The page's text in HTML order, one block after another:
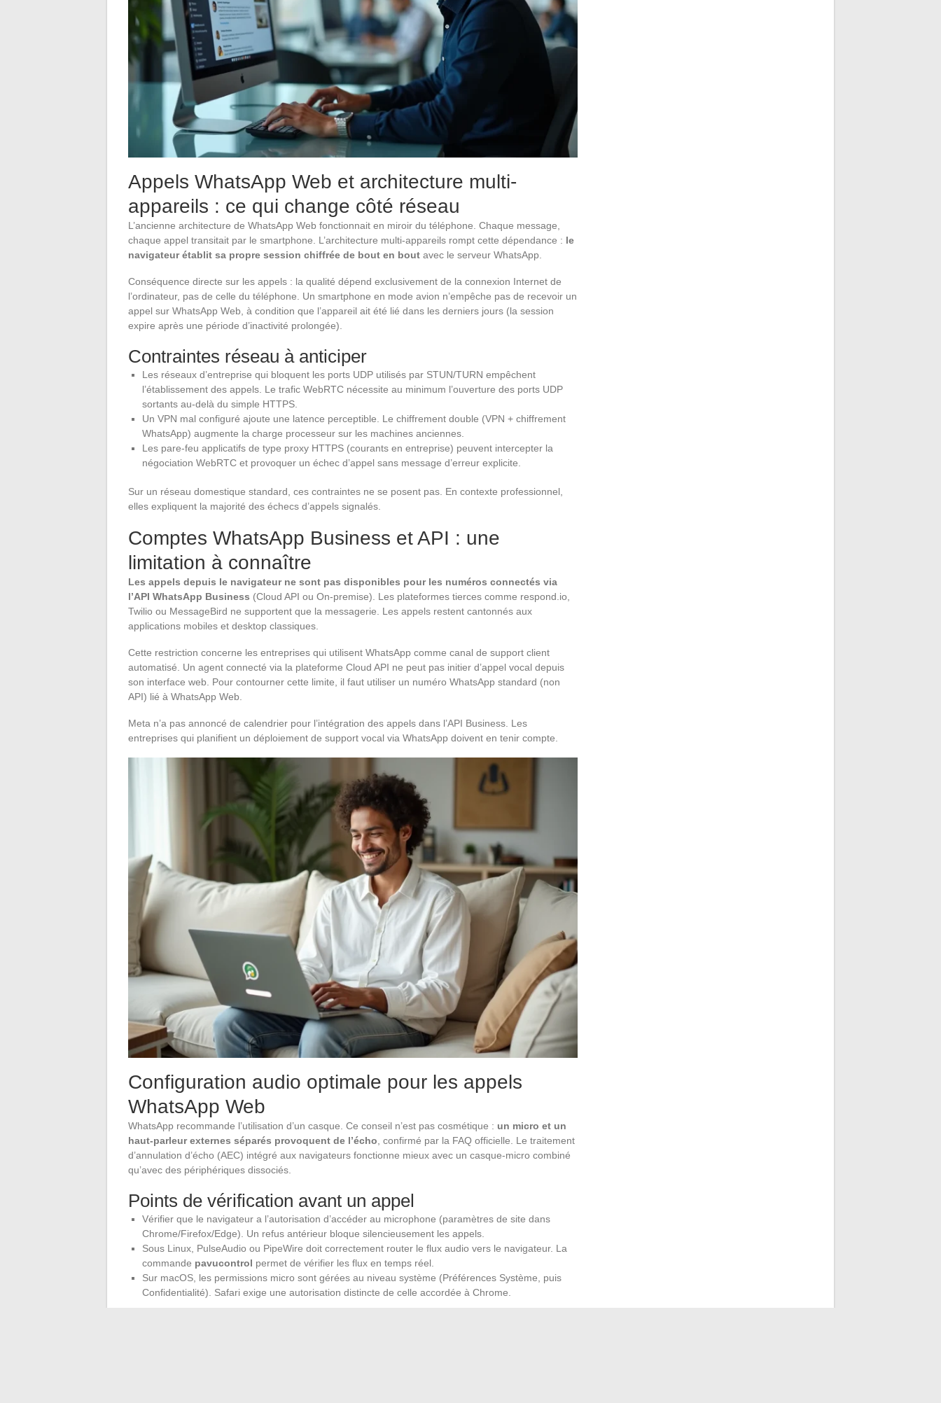
Appels WhatsApp Web et architecture multi-
appareils : ce qui change côté réseau
L’ancienne architecture de WhatsApp Web fonctionnait en miroir du téléphone. Chaque message,
chaque appel transitait par le smartphone. L’architecture multi-appareils rompt cette dépendance : le
navigateur établit sa propre session chiffrée de bout en bout avec le serveur WhatsApp.
Conséquence directe sur les appels : la qualité dépend exclusivement de la connexion Internet de
l’ordinateur, pas de celle du téléphone. Un smartphone en mode avion n’empêche pas de recevoir un
appel sur WhatsApp Web, à condition que l’appareil ait été lié dans les derniers jours (la session
expire après une période d’inactivité prolongée).
Contraintes réseau à anticiper
Les réseaux d’entreprise qui bloquent les ports UDP utilisés par STUN/TURN empêchent
l’établissement des appels. Le trafic WebRTC nécessite au minimum l’ouverture des ports UDP
sortants au-delà du simple HTTPS.
Un VPN mal configuré ajoute une latence perceptible. Le chiffrement double (VPN + chiffrement
WhatsApp) augmente la charge processeur sur les machines anciennes.
Les pare-feu applicatifs de type proxy HTTPS (courants en entreprise) peuvent intercepter la
négociation WebRTC et provoquer un échec d’appel sans message d’erreur explicite.
Sur un réseau domestique standard, ces contraintes ne se posent pas. En contexte professionnel,
elles expliquent la majorité des échecs d’appels signalés.
Comptes WhatsApp Business et API : une
limitation à connaître
Les appels depuis le navigateur ne sont pas disponibles pour les numéros connectés via
l’API WhatsApp Business (Cloud API ou On-premise). Les plateformes tierces comme respond.io,
Twilio ou MessageBird ne supportent que la messagerie. Les appels restent cantonnés aux
applications mobiles et desktop classiques.
Cette restriction concerne les entreprises qui utilisent WhatsApp comme canal de support client
automatisé. Un agent connecté via la plateforme Cloud API ne peut pas initier d’appel vocal depuis
son interface web. Pour contourner cette limite, il faut utiliser un numéro WhatsApp standard (non
API) lié à WhatsApp Web.
Meta n’a pas annoncé de calendrier pour l’intégration des appels dans l’API Business. Les
entreprises qui planifient un déploiement de support vocal via WhatsApp doivent en tenir compte.
Configuration audio optimale pour les appels
WhatsApp Web
WhatsApp recommande l’utilisation d’un casque. Ce conseil n’est pas cosmétique : un micro et un
haut-parleur externes séparés provoquent de l’écho , confirmé par la FAQ officielle. Le traitement
d’annulation d’écho (AEC) intégré aux navigateurs fonctionne mieux avec un casque-micro combiné
qu’avec des périphériques dissociés.
Points de vérification avant un appel
Vérifier que le navigateur a l’autorisation d’accéder au microphone (paramètres de site dans
Chrome/Firefox/Edge). Un refus antérieur bloque silencieusement les appels.
Sous Linux, PulseAudio ou PipeWire doit correctement router le flux audio vers le navigateur. La
commande pavucontrol permet de vérifier les flux en temps réel.
Sur macOS, les permissions micro sont gérées au niveau système (Préférences Système, puis
Confidentialité). Safari exige une autorisation distincte de celle accordée à Chrome.